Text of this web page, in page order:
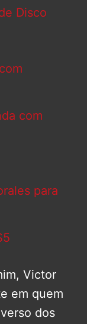
Disco
com
para
Victor
em quem
dos